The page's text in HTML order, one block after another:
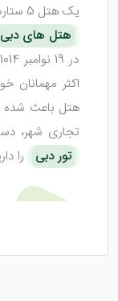
یک هتل 5 ستاره لوکس در شهر دبی است که نسبت به دیگر
هتل های دبی
اکثر مهمانان
هتل باعث شده
تجاری شهر،
تور دبی
را
اتاق